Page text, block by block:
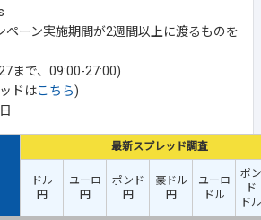
ペーン実施期間が2週間以上に渡るものを
まで、09:00-27:00)
ドはこちら)
最新スプレッド調査
ドル
円
ユーロ
円
ポンド
円
豪ドル
円
ユーロ
ドル
ポン
ド
ドル